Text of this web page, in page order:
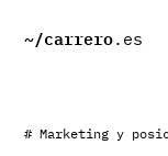
~/carrero.es
# Marketing y